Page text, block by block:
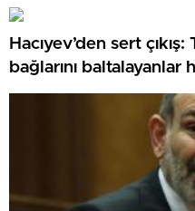
Hacıyev’den sert
bağlarını baltalayanlar